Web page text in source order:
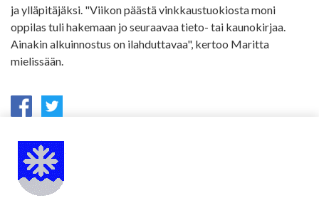
ja ylläpitäjäksi. "Viikon päästä vinkkaustuokiosta moni
oppilas tuli hakemaan jo seuraavaa tieto- tai kaunokirjaa.
Ainakin alkuinnostus on ilahduttavaa", kertoo Maritta
mielissään.